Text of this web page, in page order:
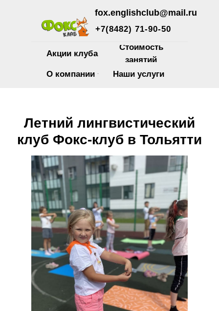
+7(8482) 71-90-50
fox.englishclub@mail.ru
Акции клуба
О компании Наши услуги
Стоимость
занятий
Летний лингвистический
клуб Фокс-клуб в Тольятти